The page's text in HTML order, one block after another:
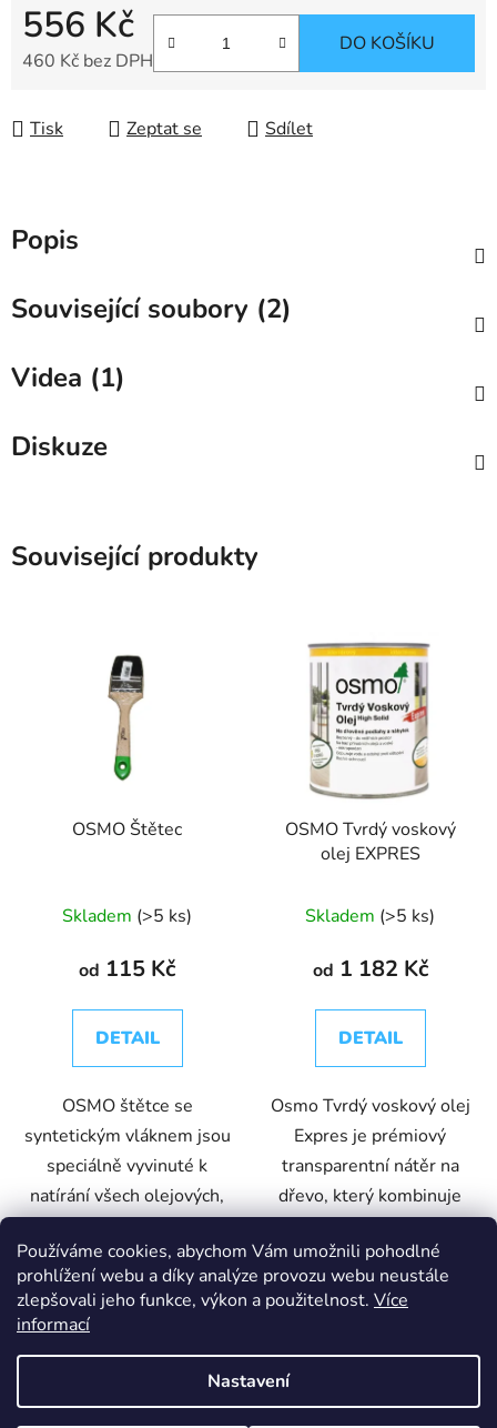
Používáme cookies, abychom Vám umožnili pohodlné
prohlížení webu a díky analýze provozu webu neustále
zlepšovali jeho funkce, výkon a použitelnost. Více
informací
Nastavení
556 Kč
460 Kč bez DPH
DO KOŠÍKU
Tisk Zeptat se Sdílet
Popis
Související soubory (2)
Videa (1)
Diskuze
Související produkty
OSMO Štětec
Skladem (>5 ks)
od 115 Kč
DETAIL
OSMO štětce se
syntetickým vláknem jsou
speciálně vyvinuté k
natírání všech olejových,
syntetických nátěrů.
Doporučujeme k natírání
všech OSMO produktů.
OSMO Tvrdý voskový
olej EXPRES
Skladem (>5 ks)
od 1 182 Kč
DETAIL
Osmo Tvrdý voskový olej
Expres je prémiový
transparentní nátěr na
dřevo, který kombinuje
vosků v jednom produktu.
Vytváří odolný,
mikroporézní povrch,...
3332 Polomat